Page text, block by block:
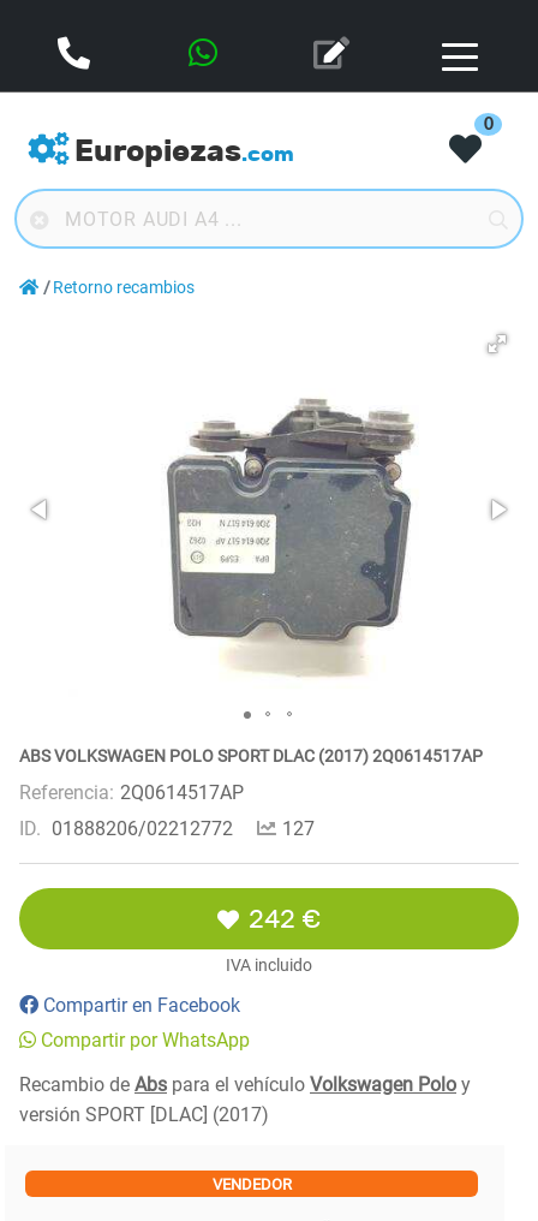
Europiezas.com
0
Retorno recambios
ABS VOLKSWAGEN POLO SPORT DLAC (2017) 2Q0614517AP
Referencia: 2Q0614517AP
ID. 01888206/02212772 127
242 €
IVA incluido
Compartir en Facebook
Compartir por WhatsApp
Recambio de Abs para el vehículo Volkswagen Polo y
versión SPORT [DLAC] (2017)
VENDEDOR